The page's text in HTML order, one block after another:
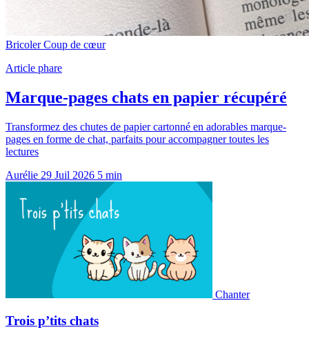
Bricoler Coup de cœur
Article phare
Marque-pages chats en papier récupéré
Transformez des chutes de papier cartonné en adorables marque-
pages en forme de chat, parfaits pour accompagner toutes les
lectures
Aurélie 29 Juil 2026 5 min
Chanter
Trois p’tits chats